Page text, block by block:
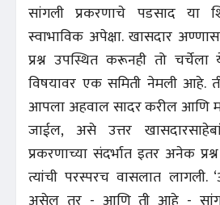
सांगली प्रकरणाचे पडसाद या
स्वाभाविक अपेक्षा. खासदार
प्रश्न उपस्थित करूनही तो
विषयावर एक समिती नेमली आहे.
आपला अहवाल सादर करील आणि
जाईल, असे उत्तर
प्रकरणाच्या संदर्भात इतर अनेक
त्यांची परस्परच वासलात